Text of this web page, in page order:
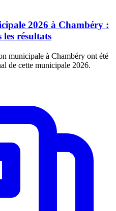
2026 à Chambéry :
résultats
municipale à Chambéry ont été
de cette municipale 2026.